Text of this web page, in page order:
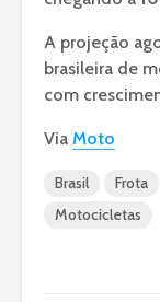
A projeção
brasileira de
com
Via Moto
Brasil Frota
Motocicletas